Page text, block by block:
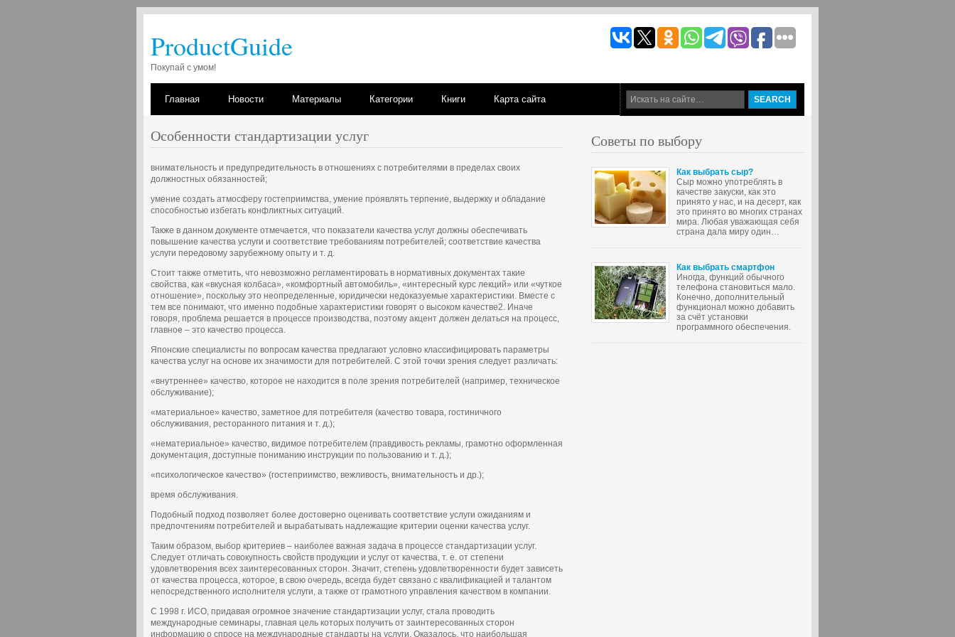
ProductGuide
Покупай с умом!
Главная Новости Материалы Категории Книги Карта сайта
Особенности стандартизации услуг
внимательность и предупредительность в отношениях с потребителями в пределах своих
должностных обязанностей;
умение создать атмосферу гостеприимства, умение проявлять терпение, выдержку и обладание
способностью избегать конфликтных ситуаций.
Также в данном документе отмечается, что показатели качества услуг должны обеспечивать
повышение качества услуги и соответствие требованиям потребителей; соответствие качества
услуги передовому зарубежному опыту и т. д.
Стоит также отметить, что невозможно регламентировать в нормативных документах такие
свойства, как «вкусная колбаса», «комфортный автомобиль», «интересный курс лекций» или «чуткое
отношение», поскольку это неопределенные, юридически недоказуемые характеристики. Вместе с
тем все понимают, что именно подобные характеристики говорят о высоком качестве2. Иначе
говоря, проблема решается в процессе производства, поэтому акцент должен делаться на процесс,
главное – это качество процесса.
Японские специалисты по вопросам качества предлагают условно классифицировать параметры
качества услуг на основе их значимости для потребителей. С этой точки зрения следует различать:
«внутреннее» качество, которое не находится в поле зрения потребителей (например, техническое
обслуживание);
«материальное» качество, заметное для потребителя (качество товара, гостиничного
обслуживания, ресторанного питания и т. д.);
«нематериальное» качество, видимое потребителем (правдивость рекламы, грамотно оформленная
документация, доступные пониманию инструкции по пользованию и т. д.);
«психологическое качество» (гостеприимство, вежливость, внимательность и др.);
время обслуживания.
Подобный подход позволяет более достоверно оценивать соответствие услуги ожиданиям и
предпочтениям потребителей и вырабатывать надлежащие критерии оценки качества услуг.
Таким образом, выбор критериев – наиболее важная задача в процессе стандартизации услуг.
Следует отличать совокупность свойств продукции и услуг от качества, т. е. от степени
удовлетворения всех заинтересованных сторон. Значит, степень удовлетворенности будет зависеть
от качества процесса, которое, в свою очередь, всегда будет связано с квалификацией и талантом
непосредственного исполнителя услуги, а также от грамотного управления качеством в компании.
С 1998 г. ИСО, придавая огромное значение стандартизации услуг, стала проводить
международные семинары, главная цель которых получить от заинтересованных сторон
информацию о спросе на международные стандарты на услуги. Оказалось, что наибольшая
Советы по выбору
Как выбрать сыр?
Сыр можно употреблять в
качестве закуски, как это
принято у нас, и на десерт, как
это принято во многих странах
мира. Любая уважающая себя
страна дала миру один…
Как выбрать смартфон
Иногда, функций обычного
телефона становиться мало.
Конечно, дополнительный
функционал можно добавить
за счёт установки
программного обеспечения.